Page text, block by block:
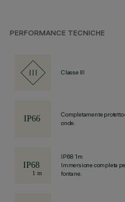
PERFORMANCE TECNICHE
Classe III
Completamente
onde.
IP68 1m
Immersione completa
fontane.